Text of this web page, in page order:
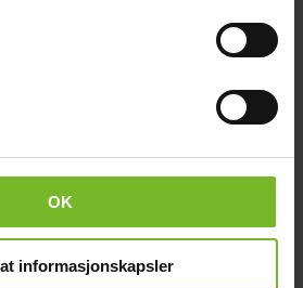
OK
informasjonskapsler
Maxi